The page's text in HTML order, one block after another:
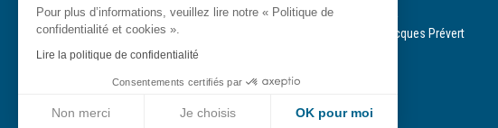
Suivez-nous
Agence d’Évry
411, square Jacques Prévert
Pour plus d’informations, veuillez lire notre « Politique de
confidentialité et cookies ».
Lire la politique de confidentialité
Consentements certifiés par
Non merci Je choisis OK pour moi